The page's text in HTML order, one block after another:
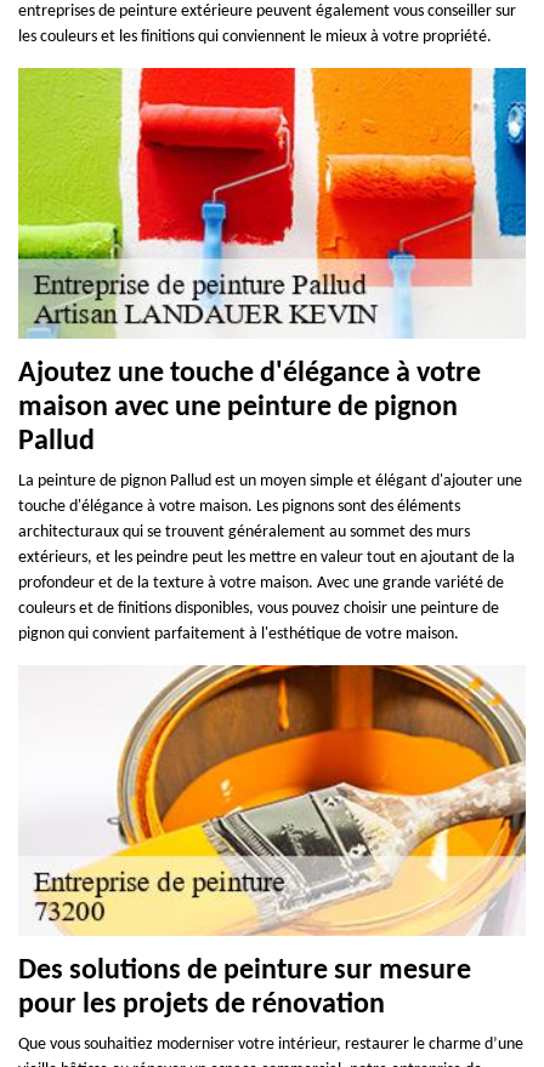
entreprises de peinture extérieure peuvent également vous conseiller sur
les couleurs et les finitions qui conviennent le mieux à votre propriété.
Ajoutez une touche d'élégance à votre
maison avec une peinture de pignon
Pallud
La peinture de pignon Pallud est un moyen simple et élégant d'ajouter une
touche d'élégance à votre maison. Les pignons sont des éléments
architecturaux qui se trouvent généralement au sommet des murs
extérieurs, et les peindre peut les mettre en valeur tout en ajoutant de la
profondeur et de la texture à votre maison. Avec une grande variété de
couleurs et de finitions disponibles, vous pouvez choisir une peinture de
pignon qui convient parfaitement à l'esthétique de votre maison.
Des solutions de peinture sur mesure
pour les projets de rénovation
Que vous souhaitiez moderniser votre intérieur, restaurer le charme d’une